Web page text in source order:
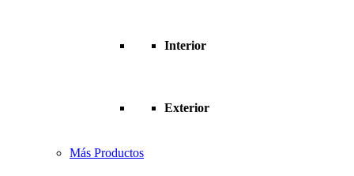
Interior
Exterior
Más Productos